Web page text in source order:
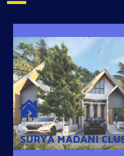
SURYA MADANI
SURYA MADANI
Desain Modern Minimalis dengan
Sehingga Memudahkan Penghuni
dengan Ponsel